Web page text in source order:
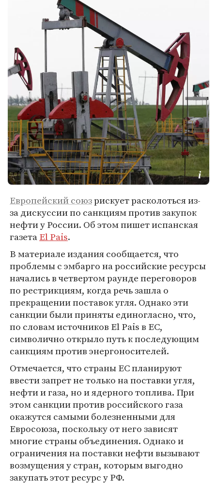
Европейский союзрискует расколоться из-
за дискуссии по санкциям против закупок
нефти у России. Об этом пишет испанская
газетаEl Pais.
В материале издания сообщается, что
проблемы с эмбарго на российские ресурсы
начались в четвертом раунде переговоров
по рестрикциям, когда речь зашла о
прекращении поставок угля. Однако эти
санкции были приняты единогласно, что,
по словам источников El Pais в ЕС,
символично открыло путь к последующим
санкциям против энергоносителей.
Отмечается, что страны ЕС планируют
ввести запрет не только на поставки угля,
нефти и газа, но и ядерного топлива. При
этом санкции против российского газа
окажутся самыми болезненными для
Евросоюза, поскольку от него зависят
многие страны объединения. Однако и
ограничения на поставки нефти вызывают
возмущения у стран, которым выгодно
закупать этот ресурс у РФ.